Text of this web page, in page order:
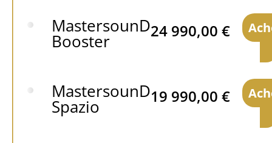
MastersounD
Booster 24 990,00 €
MastersounD
Spazio 19 990,00 €